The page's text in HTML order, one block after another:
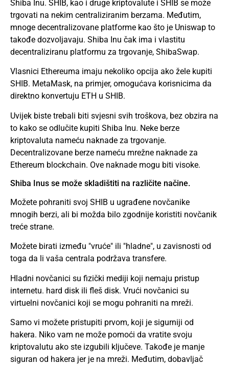
Shiba Inu. SHIB, kao i druge kriptovalute i SHIB se može
trgovati na nekim centraliziranim berzama. Međutim,
mnoge decentralizovane platforme kao što je Uniswap to
takođe dozvoljavaju. Shiba Inu čak ima i vlastitu
decentraliziranu platformu za trgovanje, ShibaSwap.
Vlasnici Ethereuma imaju nekoliko opcija ako žele kupiti
SHIB. MetaMask, na primjer, omogućava korisnicima da
direktno konvertuju ETH u SHIB.
Uvijek biste trebali biti svjesni svih troškova, bez obzira na
to kako se odlučite kupiti Shiba Inu. Neke berze
kriptovaluta nameću naknade za trgovanje.
Decentralizovane berze nameću mrežne naknade za
Ethereum blockchain. Ove naknade mogu biti visoke.
Shiba Inus se može skladištiti na različite načine.
Možete pohraniti svoj SHIB u ugrađene novčanike
mnogih berzi, ali bi možda bilo zgodnije koristiti novčanik
treće strane.
Možete birati između "vruće" ili "hladne", u zavisnosti od
toga da li vaša centrala podržava transfere.
Hladni novčanici su fizički mediji koji nemaju pristup
internetu. hard disk ili fleš disk. Vrući novčanici su
virtuelni novčanici koji se mogu pohraniti na mreži.
Samo vi možete pristupiti prvom, koji je sigurniji od
hakera. Niko vam ne može pomoći da vratite svoju
kriptovalutu ako ste izgubili ključeve. Takođe je manje
siguran od hakera jer je na mreži. Međutim, dobavljač